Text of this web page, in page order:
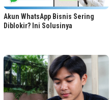
Akun WhatsApp Bisnis Sering
Diblokir? Ini Solusinya